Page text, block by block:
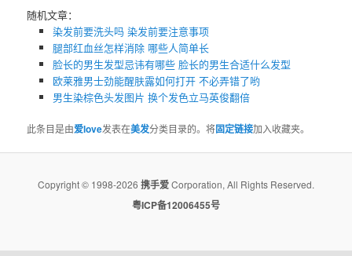
随机文章：
染发前要洗头吗 染发前要注意事项
腿部红血丝怎样消除 哪些人简单长
脸长的男生发型忌讳有哪些 脸长的男生合适什么发型
欧莱雅男士劲能醒肤露如何打开 不必弄错了哟
男生染棕色头发图片 换个发色立马英俊翻倍
此条目是由爱love发表在美发分类目录的。将固定链接加入收藏夹。
Copyright © 1998-2026 携手爱Corporation, All Rights Reserved.
粤ICP备12006455号